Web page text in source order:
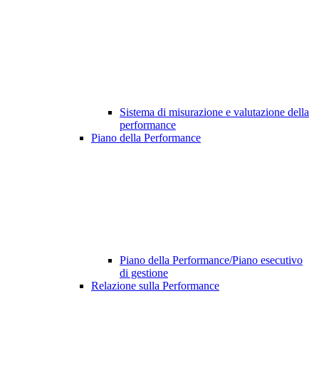
Sistema di misurazione e valutazione della
performance
Piano della Performance
Piano della Performance/Piano esecutivo
di gestione
Relazione sulla Performance